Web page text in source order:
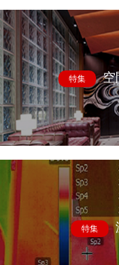
特集 空
特集